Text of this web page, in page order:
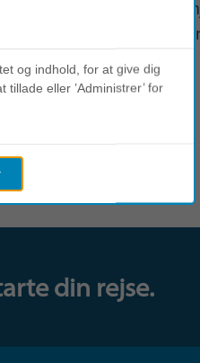
til
Lad
os nu
din rejse.
og indhold, for at give dig
tillade eller ’Administrer’ for